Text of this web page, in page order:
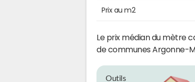
Prix au m2
Le prix médian du mètre
de communes Argonne-
Outils